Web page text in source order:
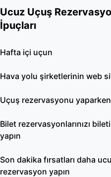
Ucuz Uçuş
İpuçları
Hafta içi uçun
Hava yolu şirketlerinin web
Uçuş rezervasyonu
Bilet rezervasyonlarınızı
yapın
Son dakika fırsatları daha
rezervasyon yapın